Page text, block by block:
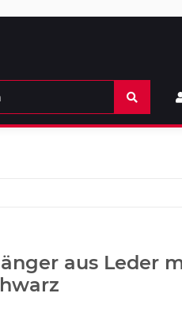
aus Leder